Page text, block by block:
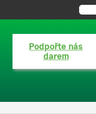
Podpořte nás
darem